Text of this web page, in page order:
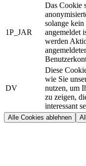
1P_JAR
Das Cookie
solange
angemeldet
werden
DV
Diese
wie Sie
nutzen, um
zu zeigen,
interessant
Alle Cookies ablehnen